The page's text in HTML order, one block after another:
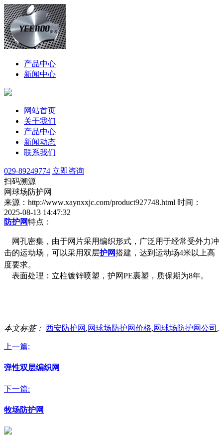
产品中心
新闻中心
网站首页
关于我们
产品中心
新闻动态
联系我们
029-89249774 立即咨询
扫码溯源
网球场防护网
来源：http://www.xaynxxjc.com/product927748.html 时间：
2025-08-13 14:47:32
防护网特点：
网孔密集，由于网片采用编织形式，广泛用于经常受外力冲
击的运动场，可以采用双层护网搭建，达到运动场4米以上高
度要求。
表面处理：立柱镀锌喷塑，护网PE裹塑，质保期为8年。
本文标签： 西安防护网 ,网球场防护网价格,网球场防护网公司 ,
上一篇:
弹性双层编织网
下一篇:
牧场防护网